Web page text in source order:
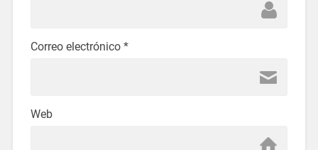
Correo electrónico *
Web